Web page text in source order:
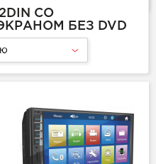
СО
БЕЗ DVD